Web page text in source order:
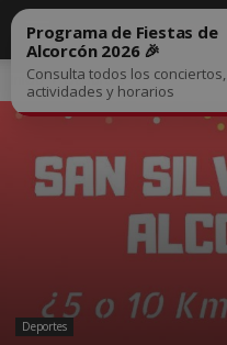
Inicio Deportes
Deportes
Programa de Fiestas de
Alcorcón 2026 🎉
Consulta todos los conciertos,
actividades y horarios